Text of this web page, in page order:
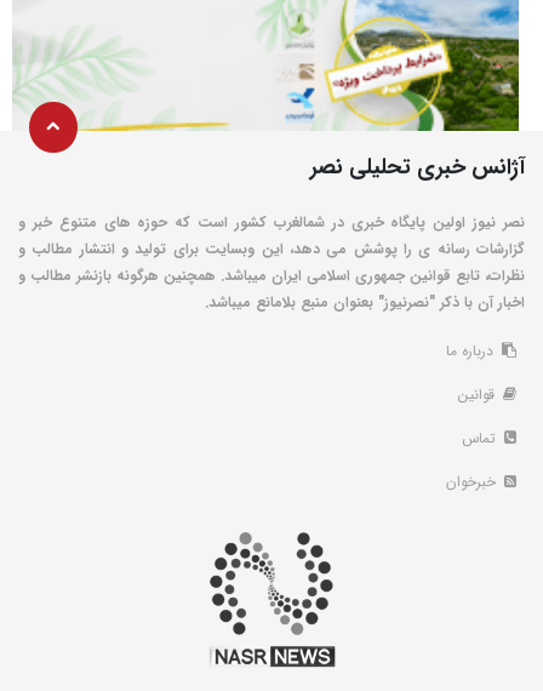
آژانس خبری تحلیلی نصر
نصر نیوز اولین پایگاه خبری در شمالغرب کشور است که حوزه های متنوع خبر و
گزارشات رسانه ی را پوشش می دهد، این وبسایت برای تولید و انتشار مطالب و
نظرات، تابع قوانین جمهوری اسلامی ایران میباشد. همچنین هرگونه بازنشر مطالب و
اخبار آن با ذکر "نصرنیوز" بعنوان منبع بلامانع میباشد.
درباره ما
قوانین
تماس
خبرخوان